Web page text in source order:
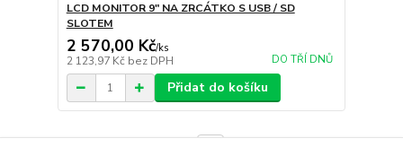
LCD MONITOR 9" NA ZRCÁTKO S USB / SD
SLOTEM
2 570,00 Kč/ks
2 123,97 Kč bez DPH DO TŘÍ DNŮ
Přidat do košíku